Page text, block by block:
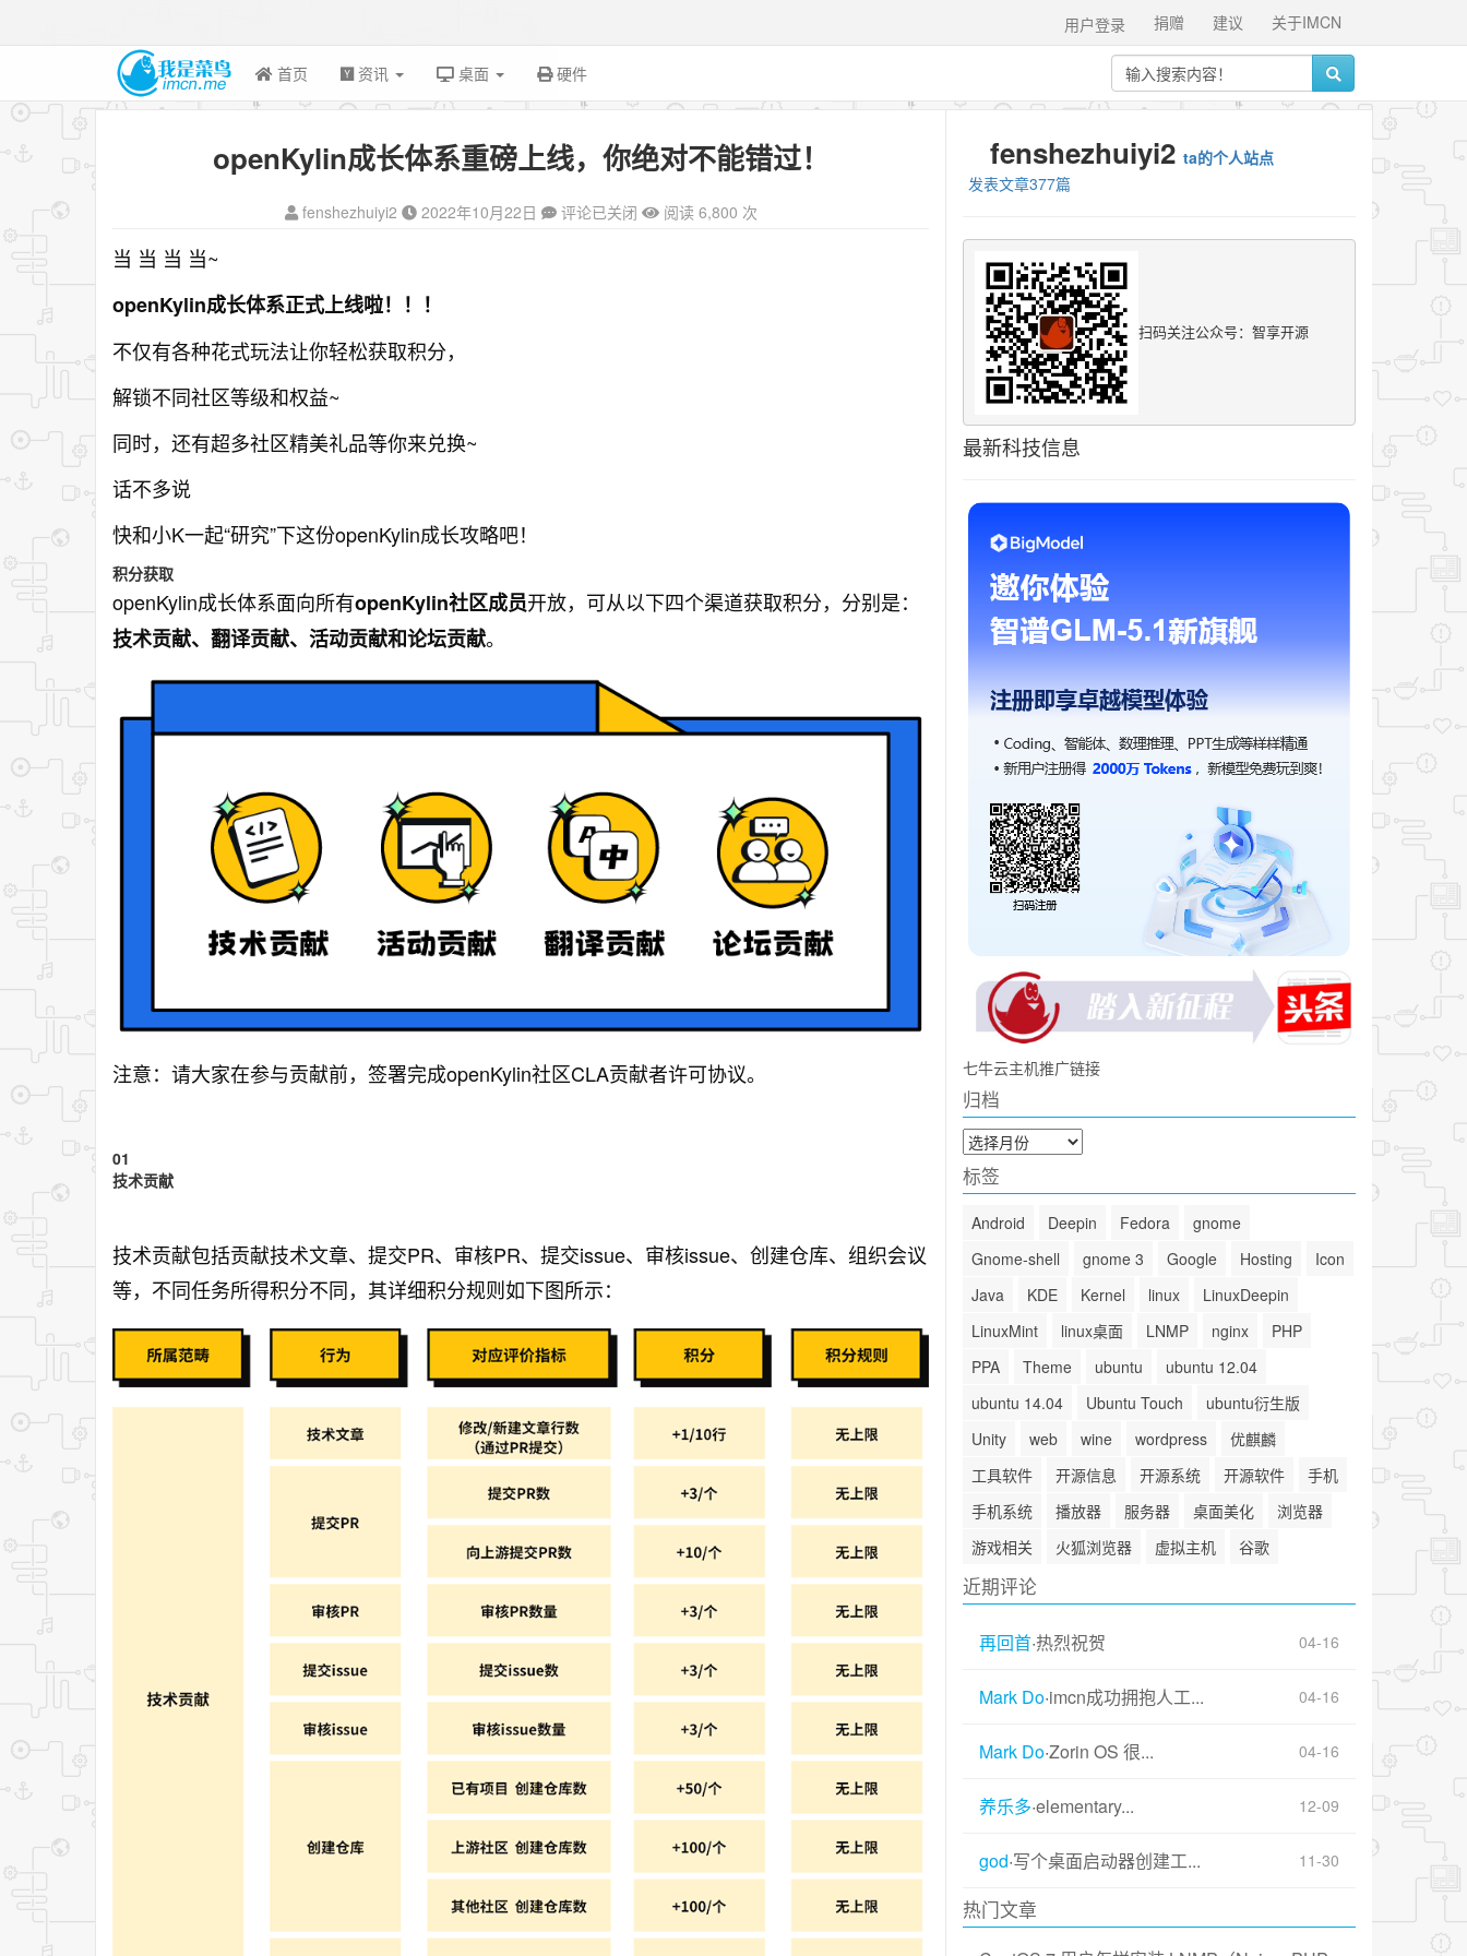
关于IMCN
建议
捐赠
用户登录
首页 资讯 桌面 硬件
openKylin成长体系重磅上线，你绝对不能错过！
fenshezhuiyi2 2022年10月22日 评论已关闭 阅读 6,800 次
当 当 当 当~
openKylin成长体系正式上线啦！！！
不仅有各种花式玩法让你轻松获取积分，
解锁不同社区等级和权益~
同时，还有超多社区精美礼品等你来兑换~
话不多说
快和小K一起“研究”下这份openKylin成长攻略吧！
积分获取
openKylin成长体系面向所有openKylin社区成员开放，可从以下四个渠道获取积分，分别是：
技术贡献、翻译贡献、活动贡献和论坛贡献。
注意：请大家在参与贡献前，签署完成openKylin社区CLA贡献者许可协议。
01
技术贡献
技术贡献包括贡献技术文章、提交PR、审核PR、提交issue、审核issue、创建仓库、组织会议
等，不同任务所得积分不同，其详细积分规则如下图所示：
fenshezhuiyi2 ta的个人站点
发表文章377篇
扫码关注公众号：智享开源
最新科技信息
七牛云主机推广链接
归档
归
档
标签
Android Deepin Fedora
gnome
Gnome-shell
gnome 3 Google Hosting
Icon
Java
KDE Kernel linux
LinuxDeepin
LinuxMint
linux桌面 LNMP nginx
PHP
PPA
Theme ubuntu
ubuntu 12.04
ubuntu 14.04
Ubuntu Touch
ubuntu衍生版
Unity
web wine wordpress
优麒麟
工具软件
开源信息 开源系统 开源软件
手机
手机系统
播放器 服务器 桌面美化
浏览器
游戏相关
火狐浏览器 虚拟主机 谷歌
近期评论
再回首·热烈祝贺 04-16
Mark Do·imcn成功拥抱人工... 04-16
Mark Do·Zorin OS 很... 04-16
养乐多·elementary... 12-09
god·写个桌面启动器创建工... 11-30
热门文章